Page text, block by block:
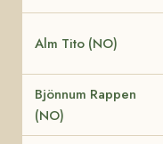
Alm Tito (NO)
Bjönnum Rappen
(NO)